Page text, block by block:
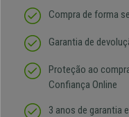
Compra de forma
Garantia de
Proteção ao
Confiança Online
3 anos de garantia